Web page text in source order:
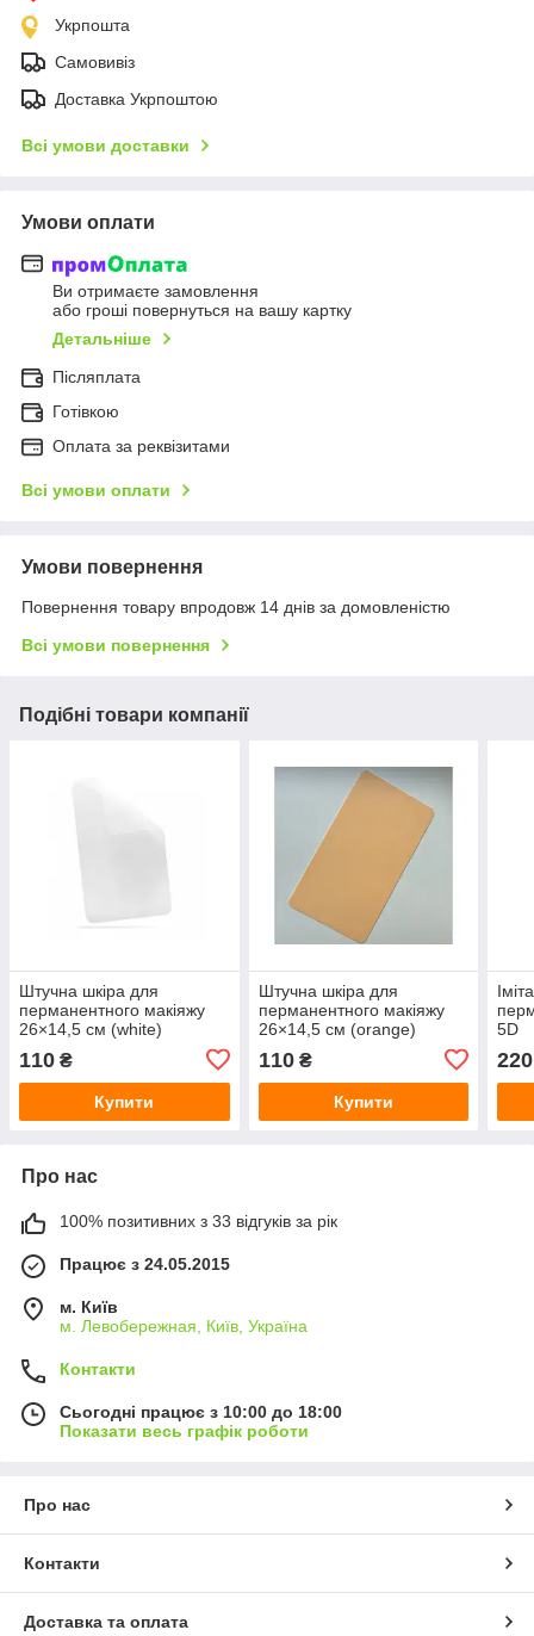
Укрпошта
Самовивіз
Доставка Укрпоштою
Всі умови доставки
Умови оплати
Ви отримаєте замовлення
або гроші повернуться на вашу картку
Детальніше
Післяплата
Готівкою
Оплата за реквізитами
Всі умови оплати
Умови повернення
Повернення товару впродовж 14 днів за домовленістю
Всі умови повернення
Подібні товари компанії
Штучна шкіра для
перманентного макіяжу
26×14,5 см (white)
110 ₴
Купити
Штучна шкіра для
перманентного макіяжу
26×14,5 см (orange)
110₴
Купити
5D
220
Про нас
100% позитивних з 33 відгуків за рік
Працює з 24.05.2015
м. Київ
м. Левобережная, Київ, Україна
Контакти
Сьогодні працює з 10:00 до 18:00
Показати весь графік роботи
Про нас
Контакти
Доставка та оплата